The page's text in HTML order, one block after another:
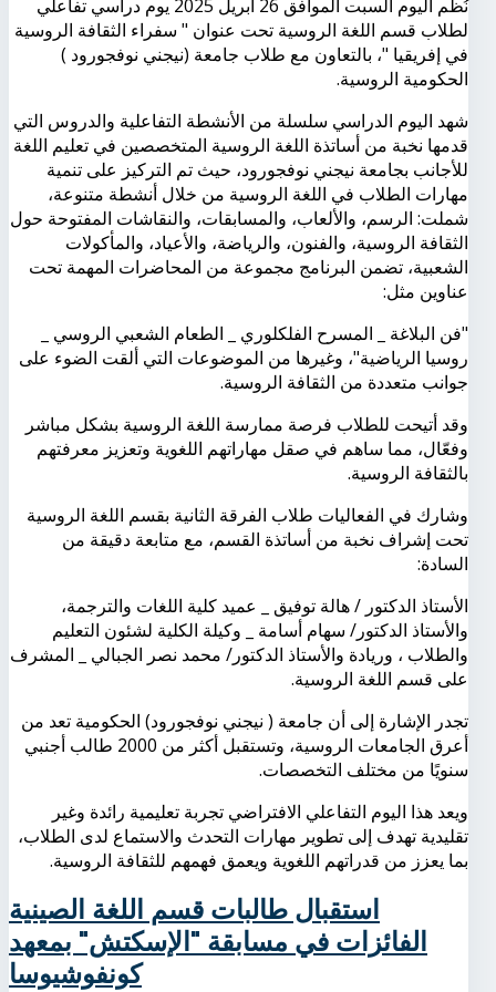
نُظم اليوم السبت الموافق 26 أبريل 2025 يوم دراسي تفاعلي
لطلاب قسم اللغة الروسية تحت عنوان " سفراء الثقافة الروسية
في إفريقيا "، بالتعاون مع طلاب جامعة (نيجني نوفجورود )
الحكومية الروسية.
شهد اليوم الدراسي سلسلة من الأنشطة التفاعلية والدروس التي
قدمها نخبة من أساتذة اللغة الروسية المتخصصين في تعليم اللغة
للأجانب بجامعة نيجني نوفجورود، حيث تم التركيز على تنمية
مهارات الطلاب في اللغة الروسية من خلال أنشطة متنوعة،
شملت: الرسم، والألعاب، والمسابقات، والنقاشات المفتوحة حول
الثقافة الروسية، والفنون، والرياضة، والأعياد، والمأكولات
الشعبية، تضمن البرنامج مجموعة من المحاضرات المهمة تحت
عناوين مثل:
"فن البلاغة _ المسرح الفلكلوري _ الطعام الشعبي الروسي _
روسيا الرياضية"، وغيرها من الموضوعات التي ألقت الضوء على
جوانب متعددة من الثقافة الروسية.
وقد أتيحت للطلاب فرصة ممارسة اللغة الروسية بشكل مباشر
وفعّال، مما ساهم في صقل مهاراتهم اللغوية وتعزيز معرفتهم
بالثقافة الروسية.
وشارك في الفعاليات طلاب الفرقة الثانية بقسم اللغة الروسية
تحت إشراف نخبة من أساتذة القسم، مع متابعة دقيقة من
السادة:
الأستاذ الدكتور / هالة توفيق _ عميد كلية اللغات والترجمة،
والأستاذ الدكتور/ سهام أسامة _ وكيلة الكلية لشئون التعليم
والطلاب ، وريادة والأستاذ الدكتور/ محمد نصر الجبالي _ المشرف
على قسم اللغة الروسية.
تجدر الإشارة إلى أن جامعة ( نيجني نوفجورود) الحكومية تعد من
أعرق الجامعات الروسية، وتستقبل أكثر من 2000 طالب أجنبي
سنويًا من مختلف التخصصات.
ويعد هذا اليوم التفاعلي الافتراضي تجربة تعليمية رائدة وغير
تقليدية تهدف إلى تطوير مهارات التحدث والاستماع لدى الطلاب،
بما يعزز من قدراتهم اللغوية ويعمق فهمهم للثقافة الروسية.
استقبال طالبات قسم اللغة الصينية
الفائزات في مسابقة "الإسكتش" بمعهد
كونفوشيوسا